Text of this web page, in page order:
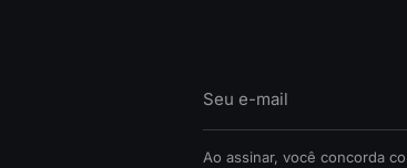
Ao assinar, você concorda